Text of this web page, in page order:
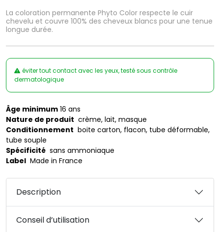
La coloration permanente Phyto Color respecte le cuir
chevelu et couvre 100% des cheveux blancs pour une tenue
longue durée.
éviter tout contact avec les yeux, testé sous contrôle
dermatologique
Âge minimum 16 ans
Nature de produit crème, lait, masque
Conditionnement boite carton, flacon, tube déformable,
tube souple
Spécificité sans ammoniaque
Label Made in France
Description
Conseil d’utilisation